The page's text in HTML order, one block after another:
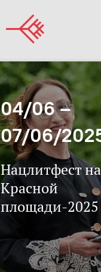
04/06 –
07/06/
Нацлитфест на
Красной
площади-2025